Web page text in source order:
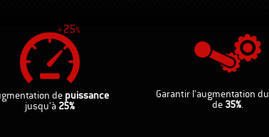
de puissance
jusqu'à 25%
Garantir l'augmentation du
de 35%.